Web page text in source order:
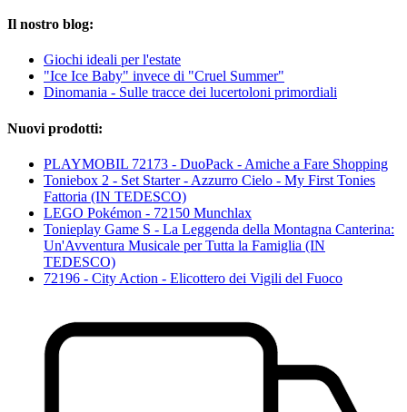
Il nostro blog:
Giochi ideali per l'estate
"Ice Ice Baby" invece di "Cruel Summer"
Dinomania - Sulle tracce dei lucertoloni primordiali
Nuovi prodotti:
PLAYMOBIL 72173 - DuoPack - Amiche a Fare Shopping
Toniebox 2 - Set Starter - Azzurro Cielo - My First Tonies
Fattoria (IN TEDESCO)
LEGO Pokémon - 72150 Munchlax
Tonieplay Game S - La Leggenda della Montagna Canterina:
Un'Avventura Musicale per Tutta la Famiglia (IN
TEDESCO)
72196 - City Action - Elicottero dei Vigili del Fuoco